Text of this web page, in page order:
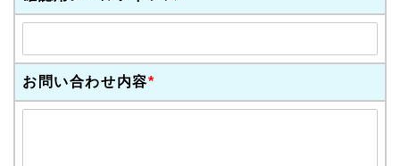
お問い合わせ内容*